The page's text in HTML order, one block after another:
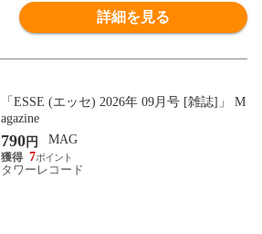
詳細を見る
「ESSE (エッセ) 2026年 09月号 [雑誌]」 M
agazine
790円
MAG
7
タワーレコード